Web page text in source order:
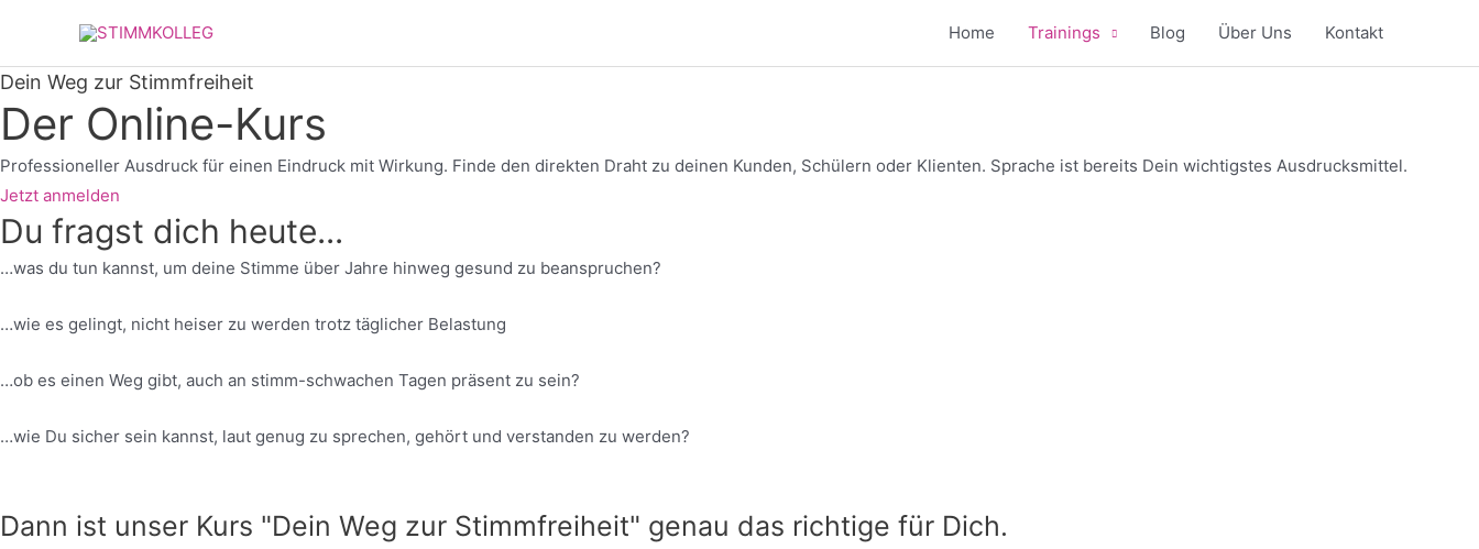
springen
Home Trainings Blog Über Uns Kontakt
Dein Weg zur Stimmfreiheit
Der Online-Kurs
Professioneller Ausdruck für einen Eindruck mit Wirkung. Finde den direkten Draht zu deinen Kunden, Schülern oder Klienten. Sprache ist bereits Dein wichtigstes Ausdrucksmittel.
Jetzt anmelden
Du fragst dich heute...
…was du tun kannst, um deine Stimme über Jahre hinweg gesund zu beanspruchen?
…wie es gelingt, nicht heiser zu werden trotz täglicher Belastung
…ob es einen Weg gibt, auch an stimm-schwachen Tagen präsent zu sein?
…wie Du sicher sein kannst, laut genug zu sprechen, gehört und verstanden zu werden?
Dann ist unser Kurs "Dein Weg zur Stimmfreiheit" genau das richtige für Dich.